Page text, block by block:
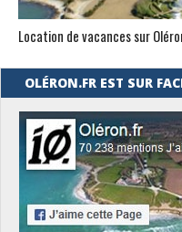
Location de vacances sur
OLÉRON.FR EST SUR